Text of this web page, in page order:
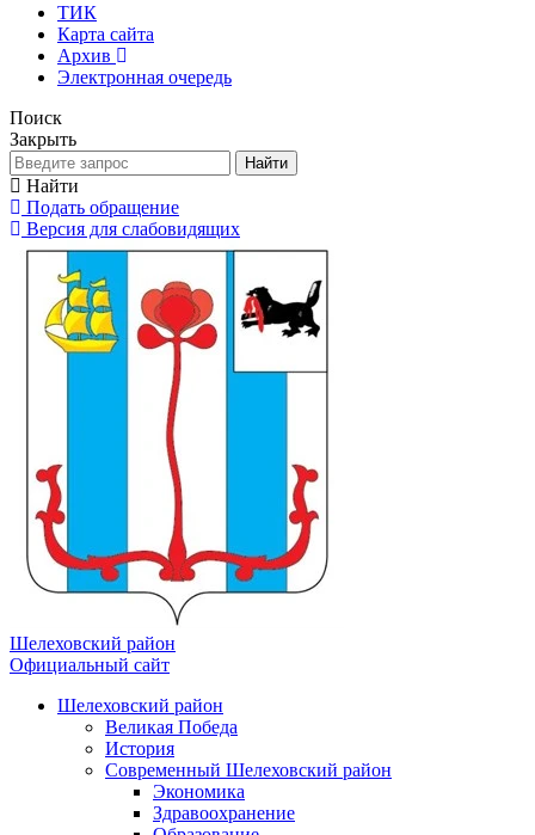
ТИК
Карта сайта
Архив
Электронная очередь
Поиск
Закрыть
Найти
Найти
Подать обращение
Версия для слабовидящих
Шелеховский район
Официальный сайт
Шелеховский район
Великая Победа
История
Современный Шелеховский район
Экономика
Здравоохранение